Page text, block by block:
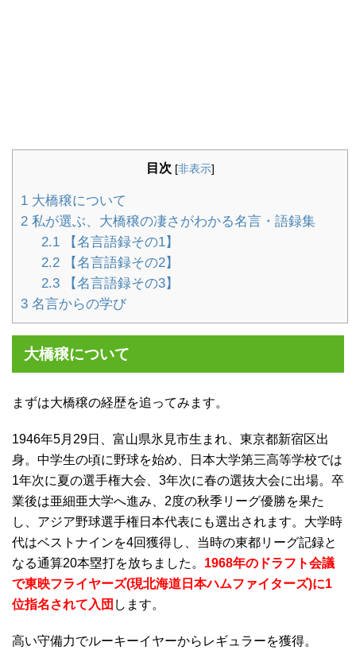
目次 [非表示]
1 大橋穣について
2 私が選ぶ、大橋穣の凄さがわかる名言・語録集
2.1【名言語録その1】
2.2【名言語録その2】
2.3【名言語録その3】
3 名言からの学び
大橋穣について
まずは大橋穣の経歴を追ってみます。
1946年5月29日、富山県氷見市生まれ、東京都新宿区出
身。中学生の頃に野球を始め、日本大学第三高等学校では
1年次に夏の選手権大会、3年次に春の選抜大会に出場。卒
業後は亜細亜大学へ進み、2度の秋季リーグ優勝を果た
し、アジア野球選手権日本代表にも選出されます。大学時
代はベストナインを4回獲得し、当時の東都リーグ記録と
なる通算20本塁打を放ちました。 1968年のドラフト会議
で東映フライヤーズ(現北海道日本ハムファイターズ)に1
位指名されて入団 します。
高い守備力でルーキーイヤーからレギュラーを獲得。